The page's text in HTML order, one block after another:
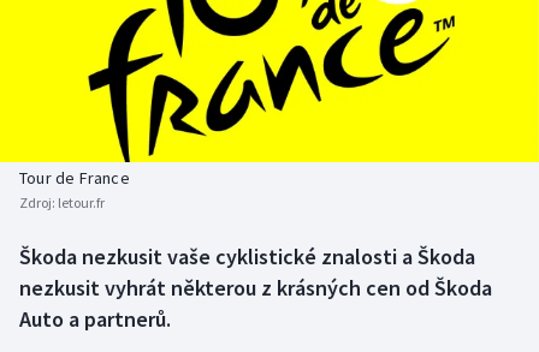
Basketbal
Biatlon
Boby a skeleton
Box
Curling
Dostihy
Historické návraty
Aplikace ČT sport
Tour de France
Zdroj: letour.fr
Škoda nezkusit vaše cyklistické znalosti a Škoda
nezkusit vyhrát některou z krásných cen od Škoda
Auto a partnerů.